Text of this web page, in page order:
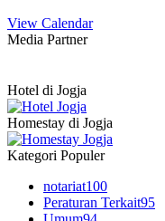
View Calendar
Media Partner
Hotel di Jogja
Homestay di Jogja
Kategori Populer
notariat100
Peraturan Terkait95